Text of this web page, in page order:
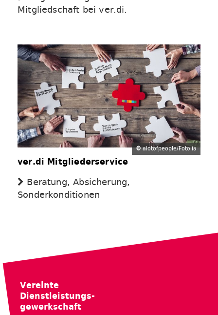
Mitgliedschaft bei ver.di.
©alotofpeople/Fotolia
ver.di Mitgliederservice
Beratung, Absicherung,
Sonderkonditionen
Vereinte
Dienstleistungs-
gewerkschaft